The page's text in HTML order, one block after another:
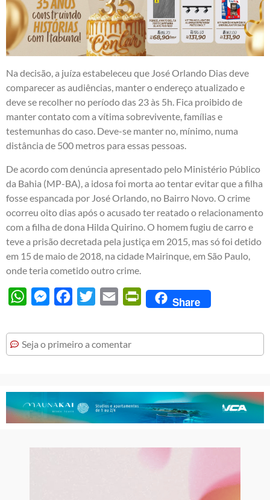
Na decisão, a juíza estabeleceu que José Orlando Dias deve
comparecer as audiências, manter o endereço atualizado e
deve se recolher no período das 23 às 5h. Fica proibido de
manter contato com a vítima sobrevivente, famílias e
testemunhas do caso. Deve-se manter no, mínimo, numa
distância de 500 metros para essas pessoas.
De acordo com denúncia apresentado pelo Ministério Público
da Bahia (MP-BA), a idosa foi morta ao tentar evitar que a filha
fosse espancada por José Orlando, no Bairro Novo. O crime
ocorreu oito dias após o acusado ter reatado o relacionamento
com a filha de dona Hilda Quirino. O homem fugiu de carro e
teve a prisão decretada pela justiça em 2015, mas só foi detido
em 15 de maio de 2018, na cidade Mairinque, em São Paulo,
onde teria cometido outro crime.
WhatsAppMessengerFacebook
Twitter Email PrintFriendly
Share
Seja o primeiro a comentar